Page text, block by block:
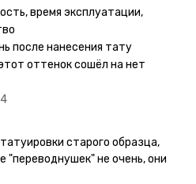
- после нанесения не нужно
вода их так просто не смоет. К
но я предпочла
наклейку на теле на
- на утро эффект
частях тела тату
обдуманно выбирать куда
начнёт стираться -
оставшийся контур.
время эксплуатации,
после нанесения тату
оттенок сошёл на нет
старого образца,
"переводнушек" не очень, они
те темнели, а после душа